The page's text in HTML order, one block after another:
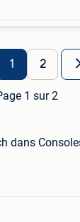
1 2
1 sur 2